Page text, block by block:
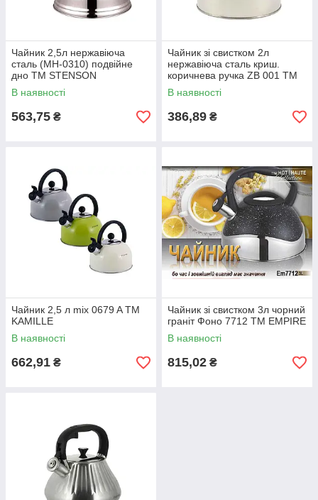
Чайник 2,5л нержавіюча
сталь (MH-0310) подвійне
дно ТМ STENSON
В наявності
563,75 ₴
Чайник зі свистком 2л
нержавіюча сталь криш.
коричнева ручка ZB 001 ТМ
ZAUBERG
В наявності
386,89 ₴
Чайник 2,5 л mix 0679 A ТМ
KAMILLE
В наявності
662,91 ₴
Чайник зі свистком 3л чорний
граніт Фоно 7712 ТМ EMPIRE
В наявності
815,02 ₴